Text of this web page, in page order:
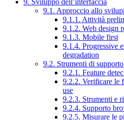
9.1. Approccio allo
9.1.1. Attività
9.1.2. Web design
9.1.3. Mobile first
9.1.4. Progressive
degradation
9.2. Strumenti di
9.2.1. Feature
9.2.2. Verificare le
use
9.2.3. Strumenti e
9.2.4. Supporto
9.2.5. Misurare le